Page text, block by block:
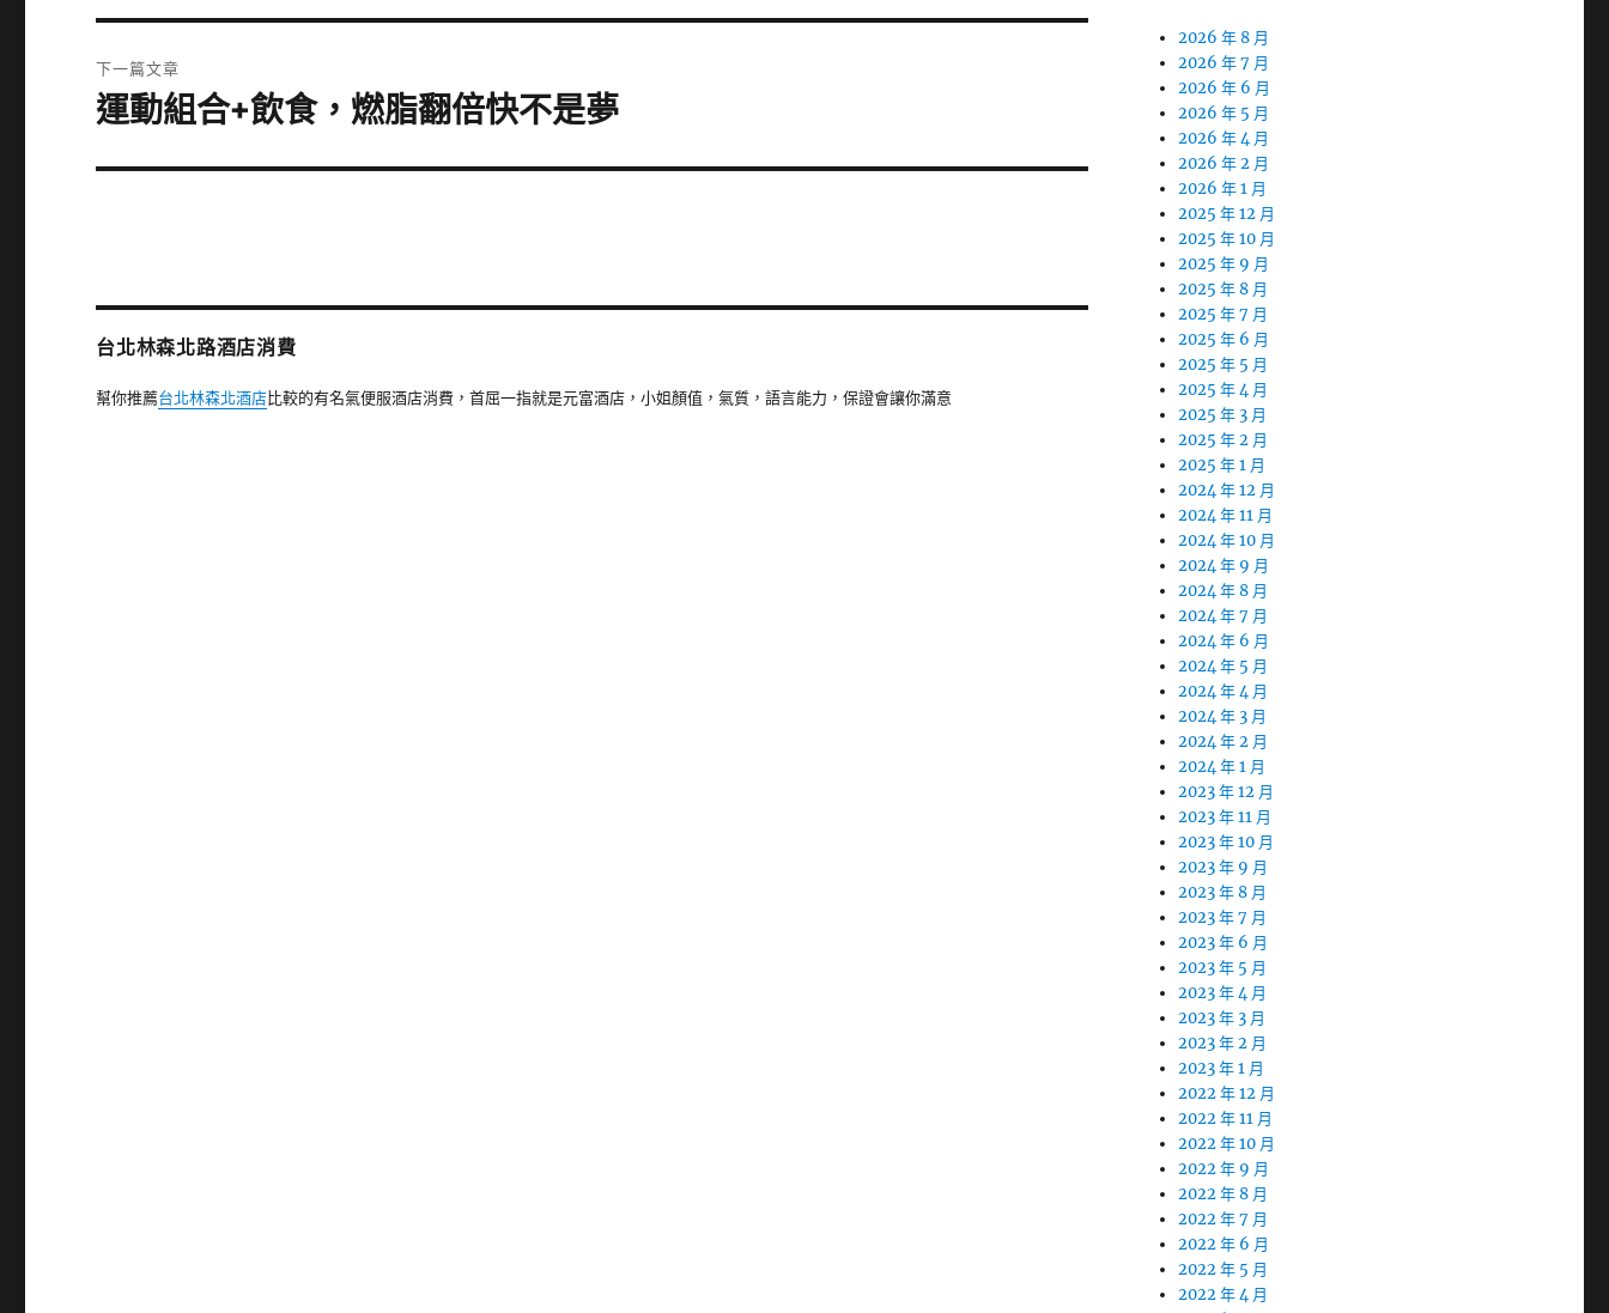
篇
文
章:
下一篇文章
下
篇
運動組合+飲食，燃脂翻倍快不是夢
台北林森北路酒店消費
幫你推薦台北林森北酒店比較的有名氣便服酒店消費，首屈一指就是元富酒店，小姐顏值，氣質，語言能力，保證會讓你滿意
2026 年 8 月
2026 年 7 月
2026 年 6 月
2026 年 5 月
2026 年 4 月
2026 年 2 月
2026 年 1 月
2025 年 12 月
2025 年 10 月
2025 年 9 月
2025 年 8 月
2025 年 7 月
2025 年 6 月
2025 年 5 月
2025 年 4 月
2025 年 3 月
2025 年 2 月
2025 年 1 月
2024 年 12 月
2024 年 11 月
2024 年 10 月
2024 年 9 月
2024 年 8 月
2024 年 7 月
2024 年 6 月
2024 年 5 月
2024 年 4 月
2024 年 3 月
2024 年 2 月
2024 年 1 月
2023 年 12 月
2023 年 11 月
2023 年 10 月
2023 年 9 月
2023 年 8 月
2023 年 7 月
2023 年 6 月
2023 年 5 月
2023 年 4 月
2023 年 3 月
2023 年 2 月
2023 年 1 月
2022 年 12 月
2022 年 11 月
2022 年 10 月
2022 年 9 月
2022 年 8 月
2022 年 7 月
2022 年 6 月
2022 年 5 月
2022 年 4 月